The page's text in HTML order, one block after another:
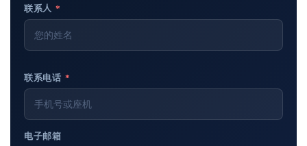
联系人 *
联系电话 *
电子邮箱